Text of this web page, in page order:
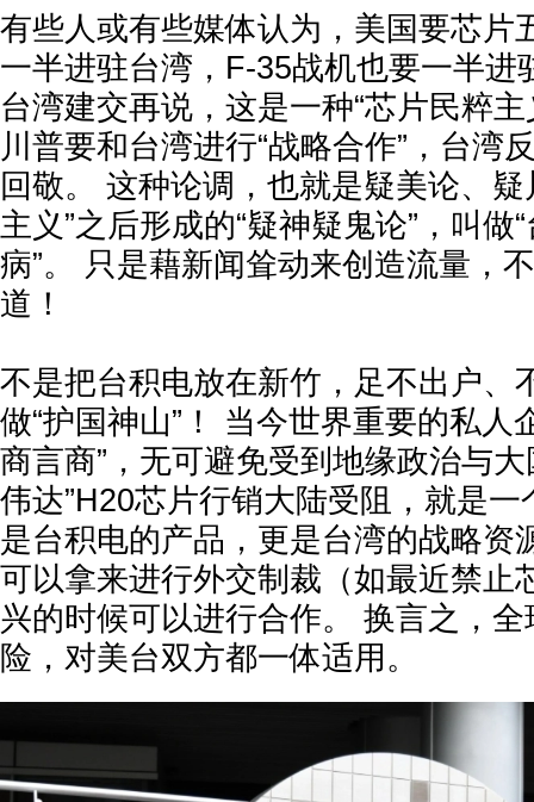
有些人或有些媒体认为，美国要芯片
一半进驻台湾，F-35战机也要一半进
台湾建交再说，这是一种“芯片民粹
川普要和台湾进行“战略合作”，台湾
回敬。 这种论调，也就是疑美论、疑
主义”之后形成的“疑神疑鬼论”，叫做
病”。 只是藉新闻耸动来创造流量，
道！
不是把台积电放在新竹，足不出户、
做“护国神山”！ 当今世界重要的私人
商言商”，无可避免受到地缘政治与
伟达”H20芯片行销大陆受阻，就是
是台积电的产品，更是台湾的战略资
可以拿来进行外交制裁（如最近禁止
兴的时候可以进行合作。 换言之，
险，对美台双方都一体适用。